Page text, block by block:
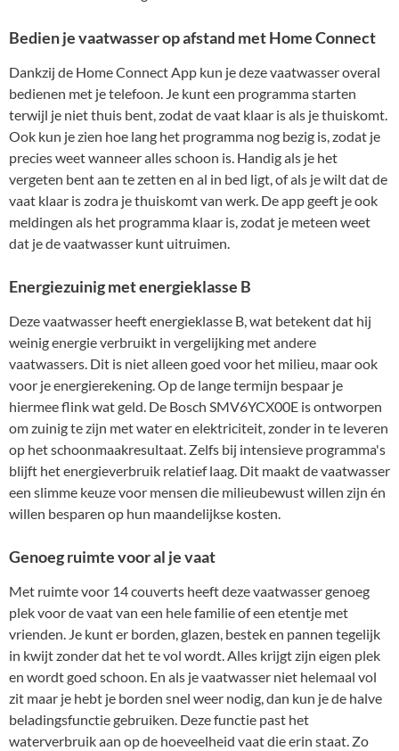
Bedien je vaatwasser op afstand met Home Connect
Dankzij de Home Connect App kun je deze vaatwasser overal
bedienen met je telefoon. Je kunt een programma starten
terwijl je niet thuis bent, zodat de vaat klaar is als je thuiskomt.
Ook kun je zien hoe lang het programma nog bezig is, zodat je
precies weet wanneer alles schoon is. Handig als je het
vergeten bent aan te zetten en al in bed ligt, of als je wilt dat de
vaat klaar is zodra je thuiskomt van werk. De app geeft je ook
meldingen als het programma klaar is, zodat je meteen weet
dat je de vaatwasser kunt uitruimen.
Energiezuinig met energieklasse B
Deze vaatwasser heeft energieklasse B, wat betekent dat hij
weinig energie verbruikt in vergelijking met andere
vaatwassers. Dit is niet alleen goed voor het milieu, maar ook
voor je energierekening. Op de lange termijn bespaar je
hiermee flink wat geld. De Bosch SMV6YCX00E is ontworpen
om zuinig te zijn met water en elektriciteit, zonder in te leveren
op het schoonmaakresultaat. Zelfs bij intensieve programma's
blijft het energieverbruik relatief laag. Dit maakt de vaatwasser
een slimme keuze voor mensen die milieubewust willen zijn én
willen besparen op hun maandelijkse kosten.
Genoeg ruimte voor al je vaat
Met ruimte voor 14 couverts heeft deze vaatwasser genoeg
plek voor de vaat van een hele familie of een etentje met
vrienden. Je kunt er borden, glazen, bestek en pannen tegelijk
in kwijt zonder dat het te vol wordt. Alles krijgt zijn eigen plek
en wordt goed schoon. En als je vaatwasser niet helemaal vol
zit maar je hebt je borden snel weer nodig, dan kun je de halve
beladingsfunctie gebruiken. Deze functie past het
waterverbruik aan op de hoeveelheid vaat die erin staat. Zo